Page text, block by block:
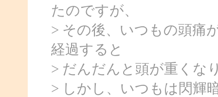
たのですが、
> その後、いつもの頭痛
経過すると
> だんだんと頭が重くな
> しかし、いつもは閃輝